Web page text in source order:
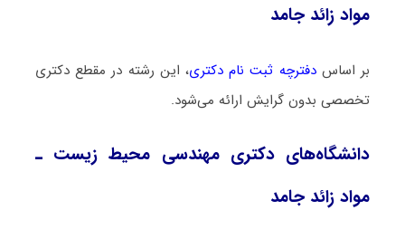
مواد زائد جامد
بر اساسدفترچه ثبت نام دکتری، این رشته در مقطع دکتری
تخصصی بدون گرایش ارائه می‌شود.
دانشگاه‌های دکتری مهندسی محیط زیست ـ
مواد زائد جامد